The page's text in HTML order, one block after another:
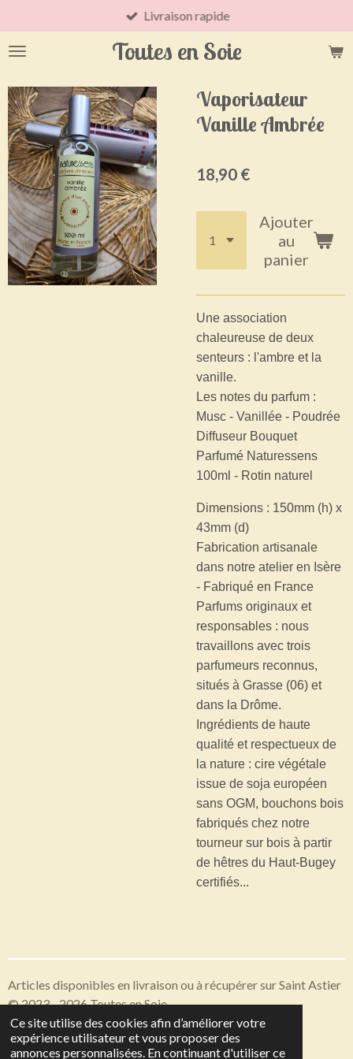
Ce site utilise des cookies afin d’améliorer votre
expérience utilisateur et vous proposer des
annonces personnalisées. En continuant d'utiliser ce
au
contenu
Toutes en Soie
Livraison rapide
Vaporisateur
Vanille Ambrée
18,90 €
Ajouter
au
panier
Une association
chaleureuse de deux
senteurs : l'ambre et la
vanille.
Les notes du parfum :
Musc - Vanillée - Poudrée
Diffuseur Bouquet
Parfumé Naturessens
100ml - Rotin naturel
Dimensions : 150mm (h) x
43mm (d)
Fabrication artisanale
dans notre atelier en Isère
- Fabriqué en France
Parfums originaux et
responsables : nous
travaillons avec trois
parfumeurs reconnus,
situés à Grasse (06) et
dans la Drôme.
Ingrédients de haute
qualité et respectueux de
la nature : cire végétale
issue de soja européen
sans OGM, bouchons bois
fabriqués chez notre
tourneur sur bois à partir
de hêtres du Haut-Bugey
certifiés...
Articles disponibles en livraison ou à récupérer sur Saint Astier
© 2023 - 2026 Toutes en Soie
Propulsé parWebador